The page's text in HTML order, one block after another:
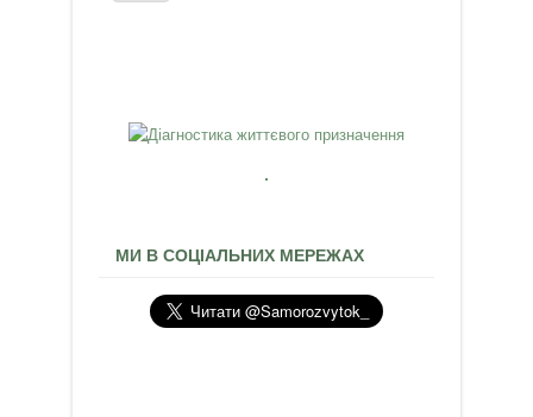
МИ В СОЦІАЛЬНИХ МЕРЕЖАХ